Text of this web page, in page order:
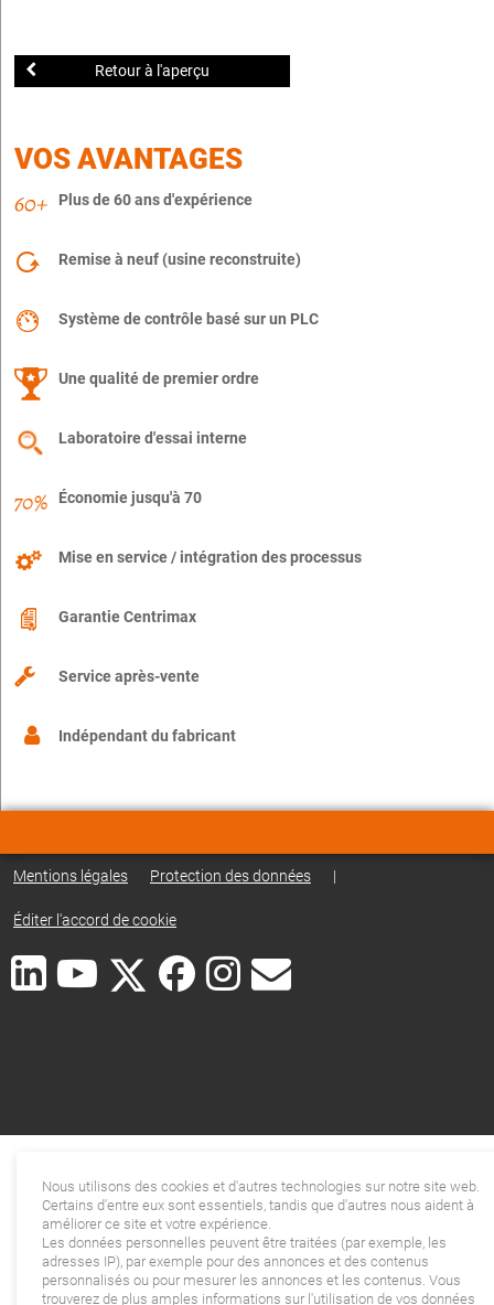
Retour à l'aperçu
VOS AVANTAGES
Plus de 60 ans d'expérience
Remise à neuf (usine reconstruite)
Système de contrôle basé sur un PLC
Une qualité de premier ordre
Laboratoire d'essai interne
Économie jusqu'à 70
Mise en service / intégration des processus
Garantie Centrimax
Service après-vente
Indépendant du fabricant
Mentions légales Protection des données |
Éditer l'accord de cookie
Nous utilisons des cookies et d'autres technologies sur notre site web.
Certains d'entre eux sont essentiels, tandis que d'autres nous aident à
améliorer ce site et votre expérience.
Les données personnelles peuvent être traitées (par exemple, les
adresses IP), par exemple pour des annonces et des contenus
personnalisés ou pour mesurer les annonces et les contenus. Vous
trouverez de plus amples informations sur l'utilisation de vos données